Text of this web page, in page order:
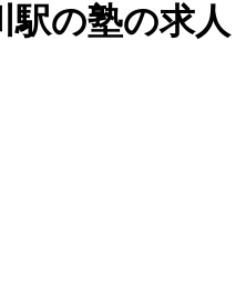
駅の塾の求人